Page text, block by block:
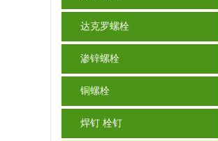
达克罗螺栓
渗锌螺栓
铜螺栓
焊钉 栓钉